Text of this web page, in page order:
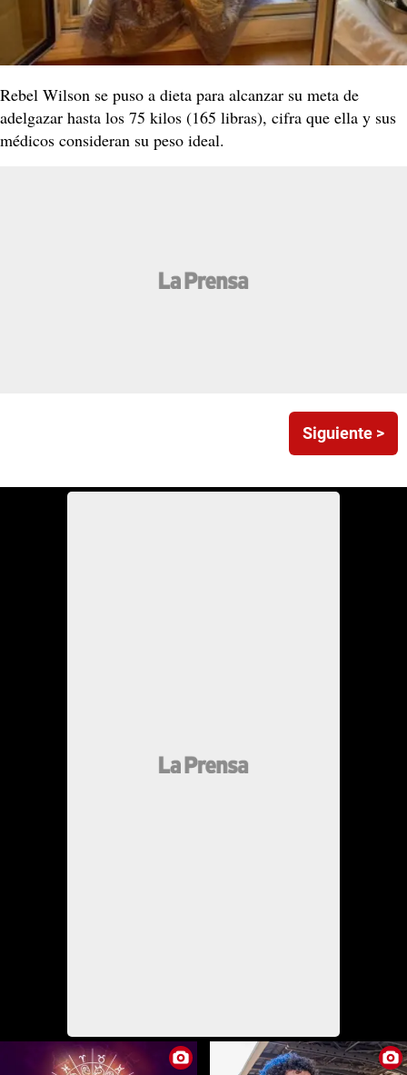
Rebel Wilson se puso a dieta para alcanzar su meta de
adelgazar hasta los 75 kilos (165 libras), cifra que ella y sus
médicos consideran su peso ideal.
Siguiente >